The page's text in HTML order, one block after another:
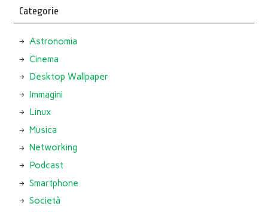
Categorie
Astronomia
Cinema
Desktop Wallpaper
Immagini
Linux
Musica
Networking
Podcast
Smartphone
Società